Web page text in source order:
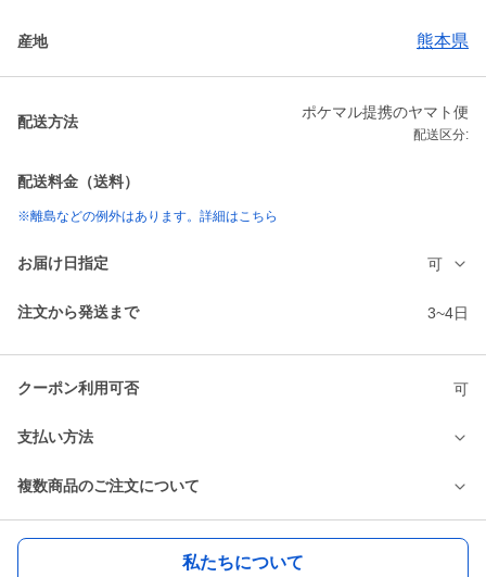
産地 熊本県
配送方法
ポケマル提携のヤマト便
配送区分:
配送料金（送料）
※離島などの例外はあります。詳細はこちら
お届け日指定 可
注文から発送まで 3~4日
クーポン利用可否 可
支払い方法
複数商品のご注文について
私たちについて